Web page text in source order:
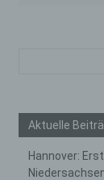
Aktuelle
Hannover: